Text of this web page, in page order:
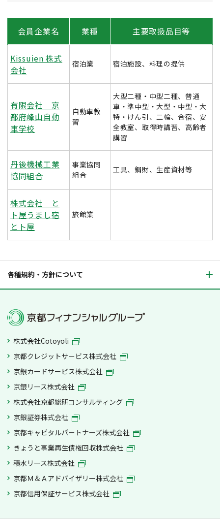
会員企業名 業種 主要取扱品目等
Kissuien 株式
会社
宿泊業 宿泊施設、料理の提供
有限会社 京
都府峰山自動
車学校
自動車教
習
大型二種・中型二種、普通
車・準中型・大型・中型・大
特・けん引、二輪、合宿、安
全教室、取得時講習、高齢者
講習
丹後機械工業
協同組合
事業協同
組合
工具、鋼財、生産資材等
株式会社 と
ト屋うまし宿
とト屋
旅館業
各種規約・方針について
株式会社Cotoyoli
京都クレジットサービス株式会社
京銀カードサービス株式会社
京銀リース株式会社
株式会社京都総研コンサルティング
京銀証券株式会社
京都キャピタルパートナーズ株式会社
きょうと事業再生債権回収株式会社
積水リース株式会社
京都Ｍ＆Ａアドバイザリー株式会社
京都信用保証サービス株式会社